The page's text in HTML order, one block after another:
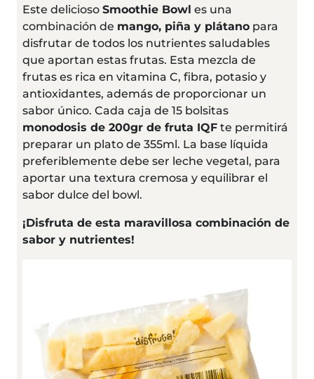
Este delicioso Smoothie Bowl es una
combinación de mango, piña y plátano para
disfrutar de todos los nutrientes saludables
que aportan estas frutas. Esta mezcla de
frutas es rica en vitamina C, fibra, potasio y
antioxidantes, además de proporcionar un
sabor único. Cada caja de 15 bolsitas
monodosis de 200gr de fruta IQF te permitirá
preparar un plato de 355ml. La base líquida
preferiblemente debe ser leche vegetal, para
aportar una textura cremosa y equilibrar el
sabor dulce del bowl.
¡Disfruta de esta maravillosa combinación de
sabor y nutrientes!